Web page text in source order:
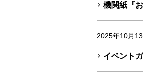
機関紙『
2025年10月
イベント